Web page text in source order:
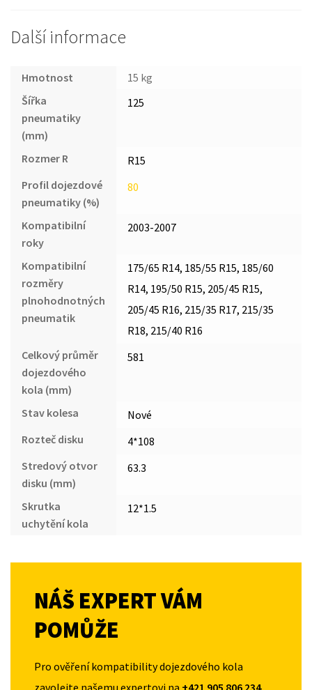
Další informace
Hmotnost
15 kg
Šířka
pneumatiky
(mm)
125
Rozmer R
R15
Profil dojezdové
pneumatiky (%)
80
Kompatibilní
roky
2003-2007
Kompatibilní
rozměry
plnohodnotných
pneumatik
175/65 R14, 185/55 R15, 185/60
R14, 195/50 R15, 205/45 R15,
205/45 R16, 215/35 R17, 215/35
R18, 215/40 R16
Celkový průměr
dojezdového
kola (mm)
581
Stav kolesa
Nové
Rozteč disku
4*108
Stredový otvor
disku (mm)
63.3
Skrutka
uchytění kola
12*1.5
NÁŠ EXPERT VÁM
POMŮŽE
Pro ověření kompatibility dojezdového kola
zavolejte našemu expertovi na +421 905 806 234